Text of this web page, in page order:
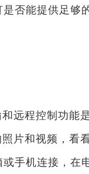
否能提供足够
远程控制功能
片和视频，看
手机连接，在